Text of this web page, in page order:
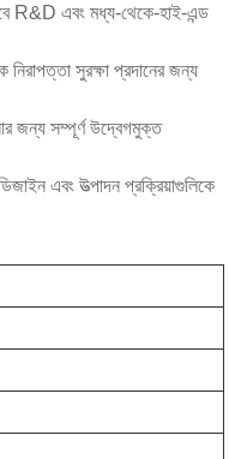
R&D এবং মধ্য-থেকে-হাই-এন্ড
সুরক্ষা প্রদানের জন্য
জন্য সম্পূর্ণ উদ্বেগমুক্ত
এবং উত্পাদন প্রক্রিয়াগুলিকে